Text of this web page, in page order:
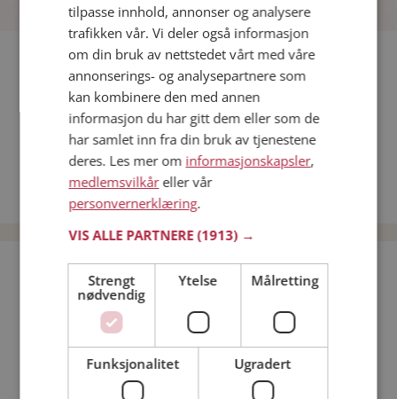
Fler single
Flere singlemenn fra Holmestrand :tbg mann
Skrimgutten
Bli medlem gratis!
Jeg er en: Mann Kvinne
Min alder:
tilpasse innhold, annonser og analysere
trafikken vår. Vi deler også informasjon
om din bruk av nettstedet vårt med våre
annonserings- og analysepartnere som
kan kombinere den med annen
informasjon du har gitt dem eller som de
har samlet inn fra din bruk av tjenestene
deres. Les mer om informasjonskapsler,
medlemsvilkåreller vår
personvernerklæring.
VIS ALLE PARTNERE(1913) →
Strengt
nødvendig
Ytelse Målretting
Funksjonalitet Ugradert